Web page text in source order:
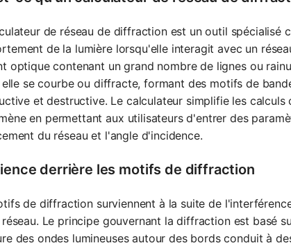
de réseau de diffraction est un outil spécialisé
de la lumière lorsqu'elle interagit avec un
optique contenant un grand nombre de lignes ou
elle se courbe ou diffracte, formant des motifs de
et destructive. Le calculateur simplifie les
en permettant aux utilisateurs d'entrer des
du réseau et l'angle d'incidence.
derrière les motifs de diffraction
de diffraction surviennent à la suite de
Le principe gouvernant la diffraction est basé
des ondes lumineuses autour des bords conduit à